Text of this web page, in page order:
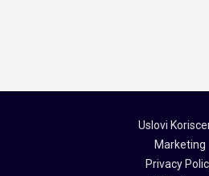
Uslovi
Marketing
Privacy